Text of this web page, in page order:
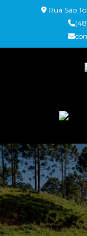
Rua São